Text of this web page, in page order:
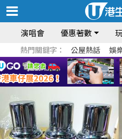
演唱會 優惠著數
熱門關鍵字： 公屋熱話 娛